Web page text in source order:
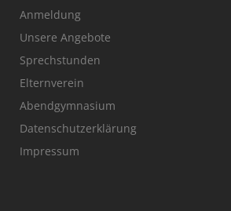
Anmeldung
Unsere Angebote
Sprechstunden
Elternverein
Abendgymnasium
Datenschutzerklärung
Impressum